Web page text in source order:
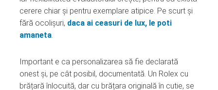
cerere chiar și pentru exemplare atipice. Pe scurt și
fără ocolișuri, daca ai ceasuri de lux, le poti
amaneta.
Important e ca personalizarea să fie declarată
onest și, pe cât posibil, documentată. Un Rolex cu
brățară înlocuită, dar cu brățara originală în cutie, se